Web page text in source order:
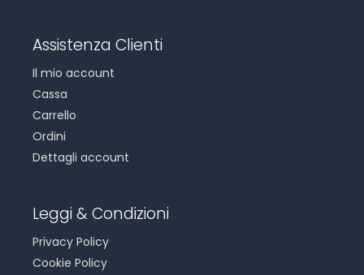
Assistenza Clienti
Il mio account
Cassa
Carrello
Ordini
Dettagli account
Leggi & Condizioni
Privacy Policy
Cookie Policy